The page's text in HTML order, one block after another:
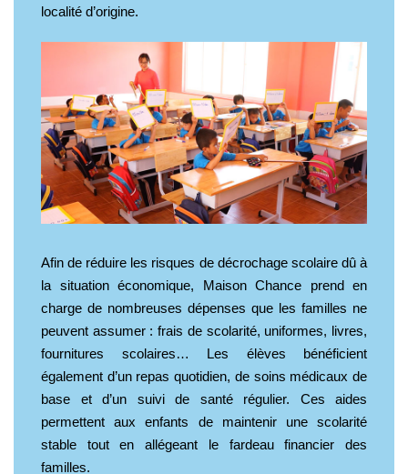
localité d’origine.
Afin de réduire les risques de décrochage scolaire dû à
la situation économique, Maison Chance prend en
charge de nombreuses dépenses que les familles ne
peuvent assumer : frais de scolarité, uniformes, livres,
fournitures scolaires… Les élèves bénéficient
également d’un repas quotidien, de soins médicaux de
base et d’un suivi de santé régulier. Ces aides
permettent aux enfants de maintenir une scolarité
stable tout en allégeant le fardeau financier des
familles.